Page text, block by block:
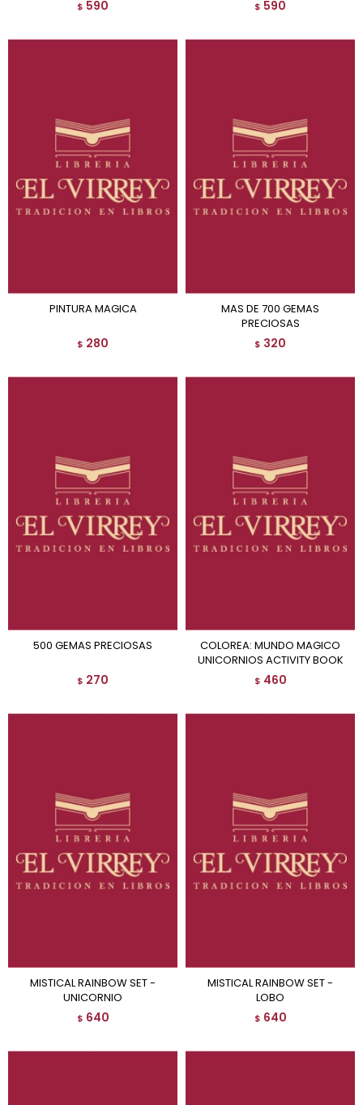
$ 590 $ 590
PINTURA MAGICA
$ 280
MAS DE 700 GEMAS
PRECIOSAS
$ 320
500 GEMAS PRECIOSAS
$ 270
COLOREA: MUNDO MAGICO
UNICORNIOS ACTIVITY BOOK
$ 460
MISTICAL RAINBOW SET -
UNICORNIO
$ 640
MISTICAL RAINBOW SET -
LOBO
$ 640